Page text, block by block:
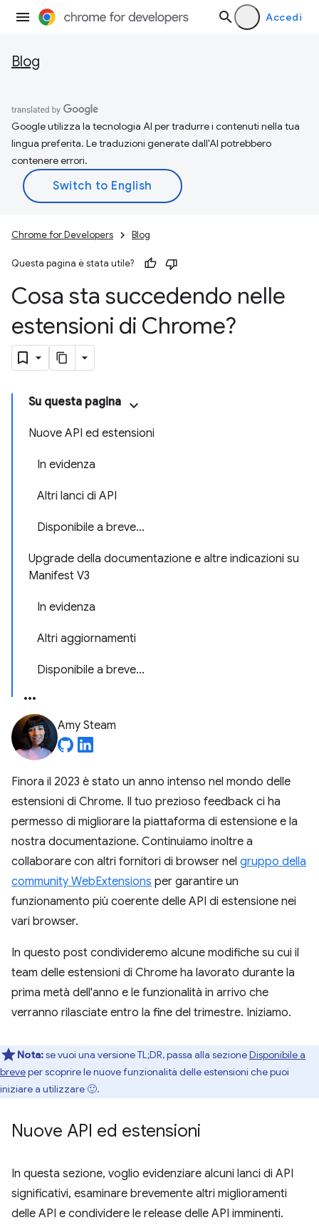
Accedi
Blog
Google utilizza la tecnologia AI per tradurre i contenuti nella tua
lingua preferita. Le traduzioni generate dall'AI potrebbero
contenere errori.
Chrome for Developers Blog
Questa pagina è stata utile?
Cosa sta succedendo nelle
estensioni di Chrome?
Su questa pagina
Nuove API ed estensioni
In evidenza
Altri lanci di API
Disponibile a breve...
Upgrade della documentazione e altre indicazioni su
Manifest V3
In evidenza
Altri aggiornamenti
Disponibile a breve...
Amy Steam
Finora il 2023 è stato un anno intenso nel mondo delle
estensioni di Chrome. Il tuo prezioso feedback ci ha
permesso di migliorare la piattaforma di estensione e la
nostra documentazione. Continuiamo inoltre a
collaborare con altri fornitori di browser nel gruppo della
community WebExtensions per garantire un
funzionamento più coerente delle API di estensione nei
vari browser.
In questo post condivideremo alcune modifiche su cui il
team delle estensioni di Chrome ha lavorato durante la
prima metà dell'anno e le funzionalità in arrivo che
verranno rilasciate entro la fine del trimestre. Iniziamo.
Nota:se vuoi una versione TL;DR, passa alla sezioneDisponibile a
breveper scoprire le nuove funzionalità delle estensioni che puoi
iniziare a utilizzare 🙂.
Nuove API ed estensioni
In questa sezione, voglio evidenziare alcuni lanci di API
significativi, esaminare brevemente altri miglioramenti
delle API e condividere le release delle API imminenti.